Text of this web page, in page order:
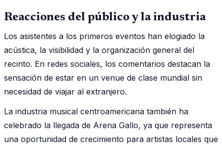
Reacciones del público y la industria
Los asistentes a los primeros eventos han elogiado la
acústica, la visibilidad y la organización general del
recinto. En redes sociales, los comentarios destacan la
sensación de estar en un venue de clase mundial sin
necesidad de viajar al extranjero.
La industria musical centroamericana también ha
celebrado la llegada de Arena Gallo, ya que representa
una oportunidad de crecimiento para artistas locales que